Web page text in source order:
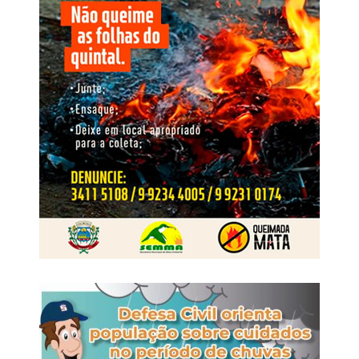
programas voltados às cooperativas, novas estratégias
de manejo em fungicidas, soluções para pastagens,
avanços na área de herbicidas, além de debates técnicos
que promoveram a troca de experiências entre
especialistas da Nortox e representantes das
cooperativas. A programação contou ainda com palestras
de convidados externos, como o economista Igor Barreto,
do Itaú BBA, que apresentou uma análise do cenário
econômico e das perspectivas para o agronegócio, e do
pesquisador Aroldo Marochi, que abordou os desafios
relacionados às doenças nas lavouras e ao manejo com
fungicidas.
WhatsApp
Facebook
Twitter
Messenger
LinkedIn
Share